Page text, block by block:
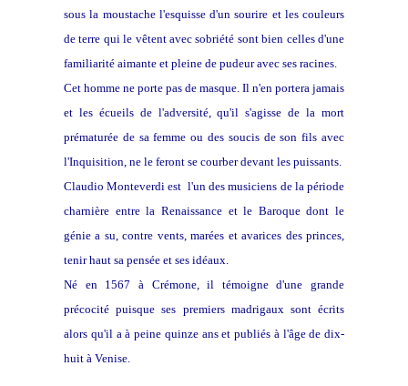
sous la moustache l'esquisse d'un sourire et les couleurs
de terre qui le vêtent avec sobriété sont bien celles d'une
familiarité aimante et pleine de pudeur avec ses racines.
Cet homme ne porte pas de masque. Il n'en portera jamais
et les écueils de l'adversité, qu'il s'agisse de la mort
prématurée de sa femme ou des soucis de son fils avec
l'Inquisition, ne le feront se courber devant les puissants.
Claudio Monteverdi est l'un des musiciens de la période
charnière entre la Renaissance et le Baroque dont le
génie a su, contre vents, marées et avarices des princes,
tenir haut sa pensée et ses idéaux.
Né en 1567 à Crémone, il témoigne d'une grande
précocité puisque ses premiers madrigaux sont écrits
alors qu'il a à peine quinze ans et publiés à l'âge de dix-
huit à Venise.